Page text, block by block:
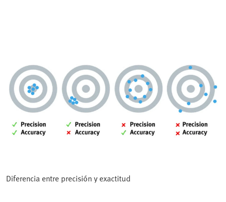
Diferencia entre precisión y exactitud